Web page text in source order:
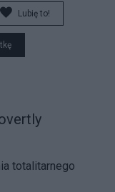
Lubię to!
totalitarnego